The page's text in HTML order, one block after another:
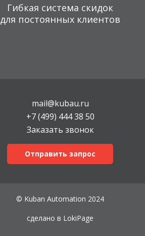
Гибкая система скидок
для постоянных клиентов
mail@kubau.ru
+7 (499) 444 38 50
Заказать звонок
Отправить запрос
© Kuban Automation 2024
сделано в LokiPage